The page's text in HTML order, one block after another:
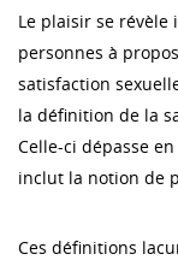
Le plaisir se révèle
personnes à
satisfaction
la définition de la
Celle-ci dépasse
inclut la notion de
Ces définitions